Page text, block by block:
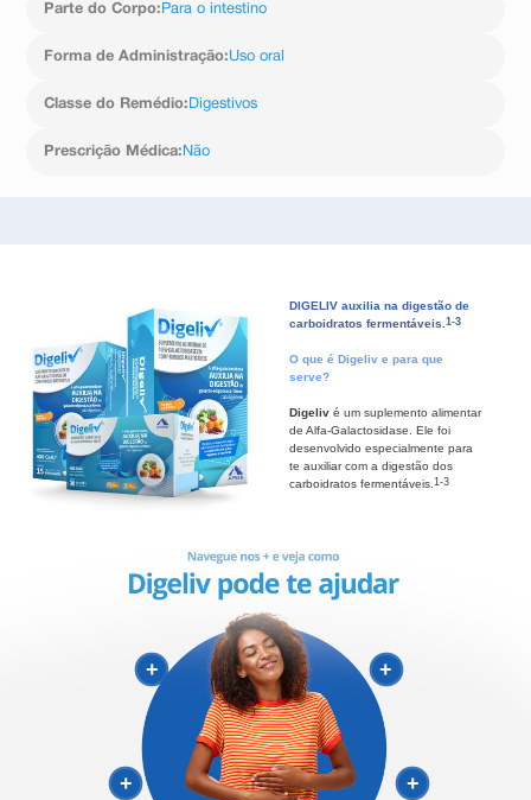
Parte do Corpo: Para o intestino
Forma de Administração:Uso oral
Classe do Remédio: Digestivos
Prescrição Médica: Não